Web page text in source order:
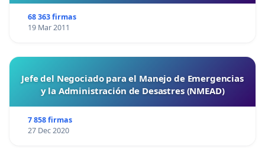
68 363 firmas
19 Mar 2011
Jefe del Negociado para el Manejo de Emergencias
y la Administración de Desastres (NMEAD)
7 858 firmas
27 Dec 2020